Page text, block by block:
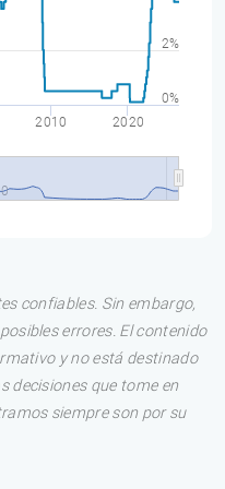
2010 2020
0%
2%
confiables. Sin embargo,
errores. El contenido
y no está destinado
decisiones que tome en
siempre son por su